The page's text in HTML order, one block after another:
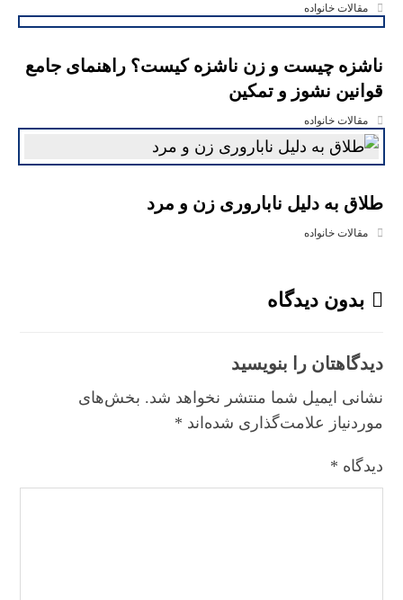
مقالات خانواده
ناشزه چیست و زن ناشزه کیست؟ راهنمای جامع
قوانین نشوز و تمکین
مقالات خانواده
طلاق به دلیل ناباروری زن و مرد
مقالات خانواده
بدون دیدگاه
دیدگاهتان را بنویسید
نشانی ایمیل شما منتشر نخواهد شد. بخش‌های
موردنیاز علامت‌گذاری شده‌اند *
دیدگاه *